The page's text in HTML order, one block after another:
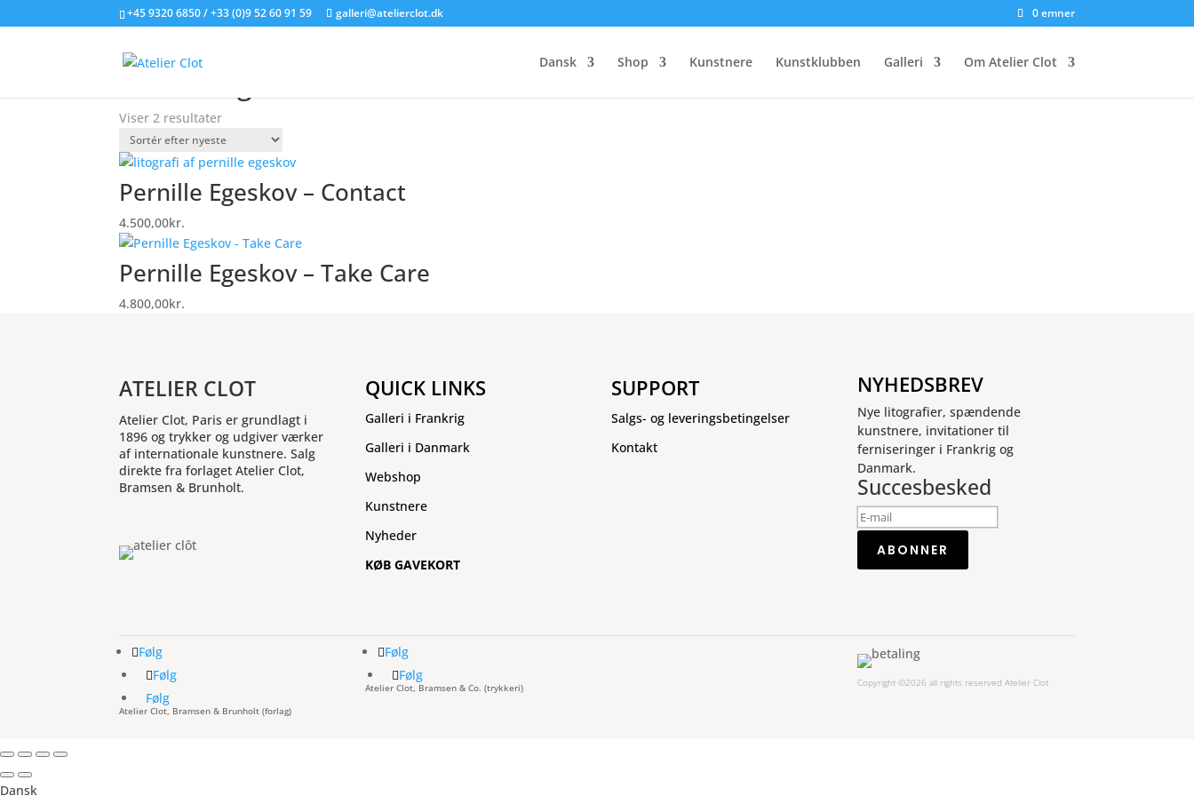
+45 9320 6850 / +33 (0)9 52 60 91 59 galleri@atelierclot.dk 0 emner
Dansk Shop Kunstnere Kunstklubben Galleri Om Atelier Clot
Forside/Litografier til salg
Viser 2 resultaterSorteret
efter
seneste
Pernille Egeskov – Contact
4.500,00kr.
Pernille Egeskov – Take Care
4.800,00kr.
ATELIER CLOT
Atelier Clot, Paris er grundlagt i
1896 og trykker og udgiver værker
af internationale kunstnere. Salg
direkte fra forlaget Atelier Clot,
Bramsen & Brunholt.
QUICK LINKS
Galleri i Frankrig
Galleri i Danmark
Webshop
Kunstnere
Nyheder
KØB GAVEKORT
SUPPORT
Salgs- og leveringsbetingelser
Kontakt
NYHEDSBREV
Nye litografier, spændende
kunstnere, invitationer til
ferniseringer i Frankrig og
Danmark.
Succesbesked
ABONNER
Følg
Følg
Følg
Atelier Clot, Bramsen & Brunholt (forlag)
Følg
Følg
Atelier Clot, Bramsen & Co. (trykkeri) Copyright ©2026 all rights reserved Atelier Clot
Dansk